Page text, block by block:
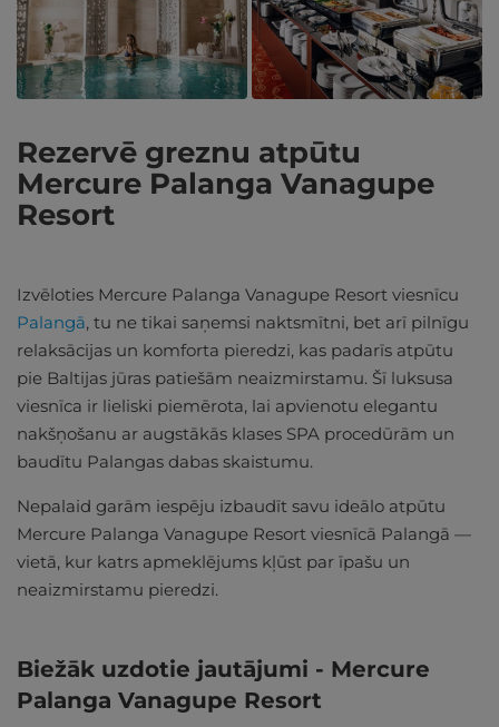
Rezervē greznu atpūtu
Mercure Palanga Vanagupe
Resort
Izvēloties Mercure Palanga Vanagupe Resort viesnīcu
Palangā, tu ne tikai saņemsi naktsmītni, bet arī pilnīgu
relaksācijas un komforta pieredzi, kas padarīs atpūtu
pie Baltijas jūras patiešām neaizmirstamu. Šī luksusa
viesnīca ir lieliski piemērota, lai apvienotu elegantu
nakšņošanu ar augstākās klases SPA procedūrām un
baudītu Palangas dabas skaistumu.
Nepalaid garām iespēju izbaudīt savu ideālo atpūtu
Mercure Palanga Vanagupe Resort viesnīcā Palangā —
vietā, kur katrs apmeklējums kļūst par īpašu un
neaizmirstamu pieredzi.
Biežāk uzdotie jautājumi - Mercure
Palanga Vanagupe Resort